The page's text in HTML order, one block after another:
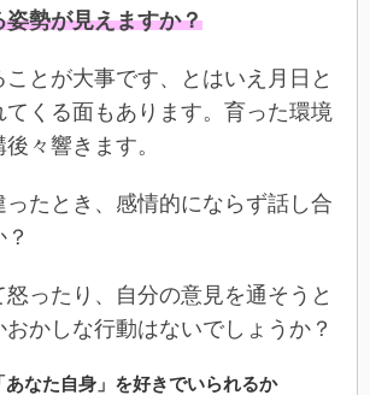
勢が見えますか？
とが大事です、とはいえ月日と
てくる面もあります。育った環境
々響きます。
たとき、感情的にならず話し合
ったり、自分の意見を通そうと
かしな行動はないでしょうか？
なた自身」を好きでいられるか